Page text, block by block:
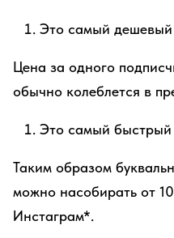
Это самый
Цена за одного
обычно колеблется в
Это самый быстрый
Таким образом
можно насобирать от
Инстаграм*.